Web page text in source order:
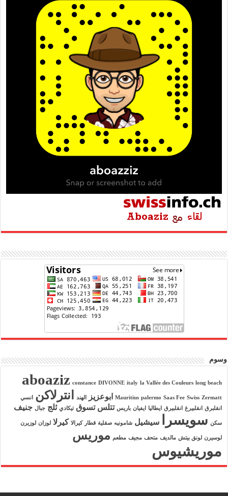
وسوم
aboaziz constance DIVONNE italy la Vallée des Couleurs long beach
Mauritius palermo Saas Fee Swiss Zermatt ابوعزيز الهند انترلاكن
انسي
انقلبرق
انقلبيرغ انقلبيرق ايطاليا ايفيان باريس تتلس تسوق تيكادي ثلج جبال جنيف
سكن سويسرا سيشيل شامونيه صقلية قطار كيرالا كيرلا لوزان لوزيرن
لوسيرن لونق بيتش مالديف متحف مجيف مطعم موريس
موريشيوس